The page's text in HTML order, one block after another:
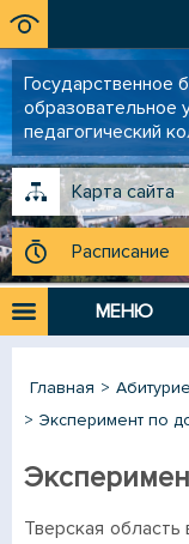
Государственное
образовательное
педагогический
Карта сайта
Расписание
МЕНЮ
Главная
Эксперимент по
Тверская